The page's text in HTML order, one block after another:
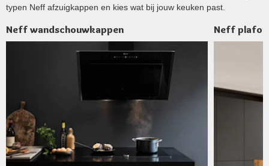
typen Neff afzuigkappen en kies wat bij jouw keuken past.
Neff wandschouwkappen Neff